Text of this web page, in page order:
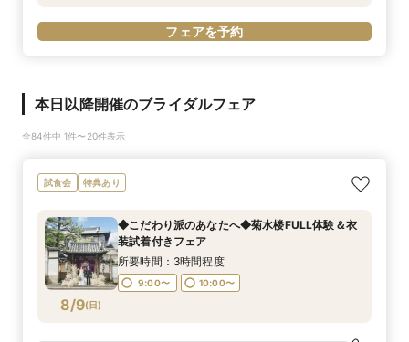
フェアを予約
本日以降開催のブライダルフェア
全84件中 1件〜20件表示
試食会 特典あり
8/9(日)
◆こだわり派のあなたへ◆菊水楼FULL体験＆衣
装試着付きフェア
所要時間：3時間程度
9:00〜 10:00〜